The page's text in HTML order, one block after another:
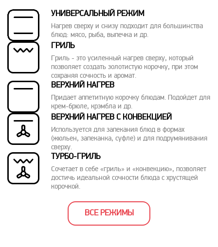
УНИВЕРСАЛЬНЫЙ РЕЖИМ
Нагрев сверху и снизу подходит для большинства
блюд: мясо, рыба, выпечка и др.
ГРИЛЬ
Гриль - это усиленный нагрев сверху, который
позволяет создать золотистую корочку, при этом
сохраняя сочность и аромат.
ВЕРХНИЙ НАГРЕВ
Придает аппетитную корочку блюдам. Подойдет для
крем-брюле, крэмбла и др.
ВЕРХНИЙ НАГРЕВ С КОНВЕКЦИЕЙ
Используется для запекания блюд в формах
(жюльен, запеканка, суфле) и для подрумянивания
сверху.
ТУРБО-ГРИЛЬ
Сочетает в себе «гриль» и «конвекцию», позволяет
достичь идеальной сочности блюда с хрустящей
корочкой.
ВСЕ РЕЖИМЫ